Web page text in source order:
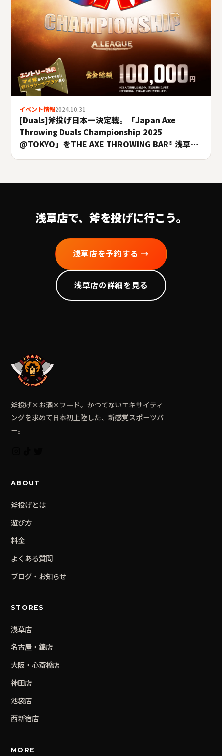
イベント情報2024.10.31
[Duals]斧投げ日本一決定戦。「Japan Axe
Throwing Duals Championship 2025
@TOKYO」をTHE AXE THROWING BAR®︎ 浅草店
浅草店で、斧を投げに行こう。
浅草店を予約する →
浅草店の詳細を見る
斧投げ×お酒×フード。かつてないエキサイティ
ングを求めて日本初上陸した、新感覚スポーツバ
ー。
ABOUT
斧投げとは
遊び方
料金
よくある質問
ブログ・お知らせ
STORES
浅草店
名古屋・錦店
大阪・心斎橋店
神田店
池袋店
西新宿店
MORE